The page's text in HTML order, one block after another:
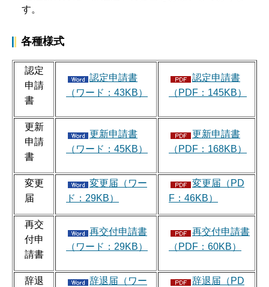
す。
各種様式
認定
申請
書
認定申請書
（ワード：43KB）
認定申請書
（PDF：145KB）
更新
申請
書
更新申請書
（ワード：45KB）
更新申請書
（PDF：168KB）
変更
届
変更届（ワー
ド：29KB）
変更届（PD
F：46KB）
再交
付申
請書
再交付申請書
（ワード：29KB）
再交付申請書
（PDF：60KB）
辞退
辞退届（ワー
辞退届（PD